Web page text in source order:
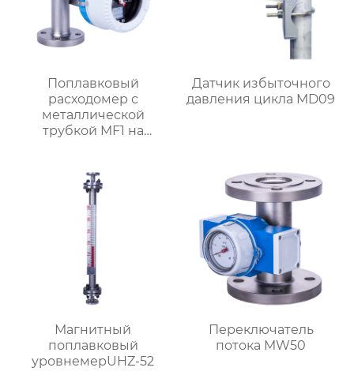
Поплавковый
расходомер с
металлической
трубкой MF1 на
Датчик избыточного
давления цикла MD09
Магнитный
поплавковый
уровнемерUHZ-52
Переключатель
потока MW50